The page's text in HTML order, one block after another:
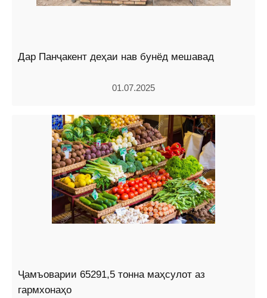
Дар Панҷакент деҳаи нав бунёд мешавад
01.07.2025
Ҷамъоварии 65291,5 тонна маҳсулот аз
гармхонаҳо